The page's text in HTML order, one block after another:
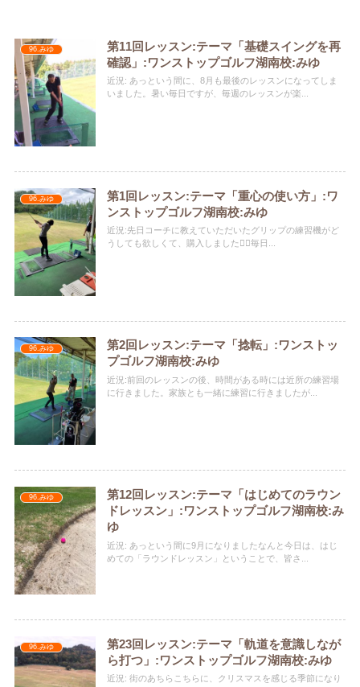
96.みゆ
第11回レッスン:テーマ「基礎スイングを再
確認」:ワンストップゴルフ湖南校:みゆ
近況: あっという間に、8月も最後のレッスンになってしま
いました。暑い毎日ですが、毎週のレッスンが楽...
96.みゆ
第1回レッスン:テーマ「重心の使い方」:ワ
ンストップゴルフ湖南校:みゆ
近況:先日コーチに教えていただいたグリップの練習機がど
うしても欲しくて、購入しました️🏌️‍♀️毎日...
96.みゆ
第2回レッスン:テーマ「捻転」:ワンストッ
プゴルフ湖南校:みゆ
近況:前回のレッスンの後、時間がある時には近所の練習場
に行きました。家族とも一緒に練習に行きましたが...
96.みゆ
第12回レッスン:テーマ「はじめてのラウン
ドレッスン」:ワンストップゴルフ湖南校:み
ゆ
近況: あっという間に9月になりましたなんと今日は、はじ
めての「ラウンドレッスン」ということで、皆さ...
96.みゆ
第23回レッスン:テーマ「軌道を意識しなが
ら打つ」:ワンストップゴルフ湖南校:みゆ
近況: 街のあちらこちらに、クリスマスを感じる季節になり